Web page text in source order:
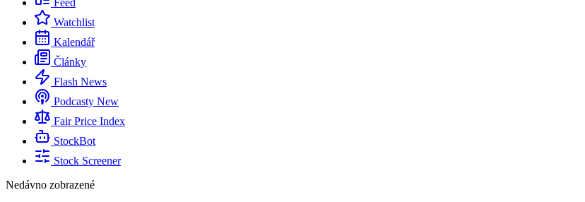
Feed
Watchlist
Kalendář
Články
Flash News
Podcasty New
Fair Price Index
StockBot
Stock Screener
Nedávno zobrazené